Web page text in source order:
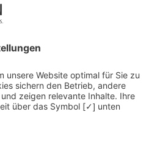
Podcast
Kontakt